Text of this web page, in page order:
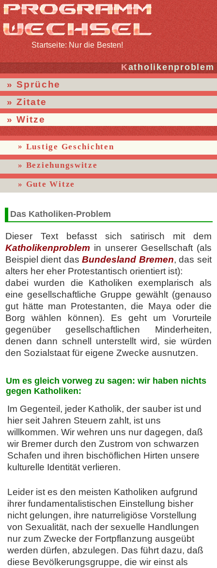
Startseite: Nur die Besten!
Katholikenproblem
Sprüche
Zitate
Witze
Lustige Geschichten
Beziehungswitze
Gute Witze
Das Katholiken-Problem
Dieser Text befasst sich satirisch mit dem
Katholikenproblem in unserer Gesellschaft (als
Beispiel dient dasBundesland Bremen, das seit
alters her eher Protestantisch orientiert ist):
dabei wurden die Katholiken exemplarisch als
eine gesellschaftliche Gruppe gewählt (genauso
gut hätte man Protestanten, die Maya oder die
Borg wählen können). Es geht um Vorurteile
gegenüber gesellschaftlichen Minderheiten,
denen dann schnell unterstellt wird, sie würden
den Sozialstaat für eigene Zwecke ausnutzen.
Um es gleich vorweg zu sagen: wir haben nichts
gegen Katholiken:
Im Gegenteil, jeder Katholik, der sauber ist und
hier seit Jahren Steuern zahlt, ist uns
willkommen. Wir wehren uns nur dagegen, daß
wir Bremer durch den Zustrom von schwarzen
Schafen und ihren bischöflichen Hirten unsere
kulturelle Identität verlieren.
Leider ist es den meisten Katholiken aufgrund
ihrer fundamentalistischen Einstellung bisher
nicht gelungen, ihre naturreligiöse Vorstellung
von Sexualität, nach der sexuelle Handlungen
nur zum Zwecke der Fortpflanzung ausgeübt
werden dürfen, abzulegen. Das führt dazu, daß
diese Bevölkerungsgruppe, die wir einst als